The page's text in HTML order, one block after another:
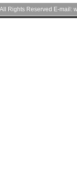
Rights Reserved E-